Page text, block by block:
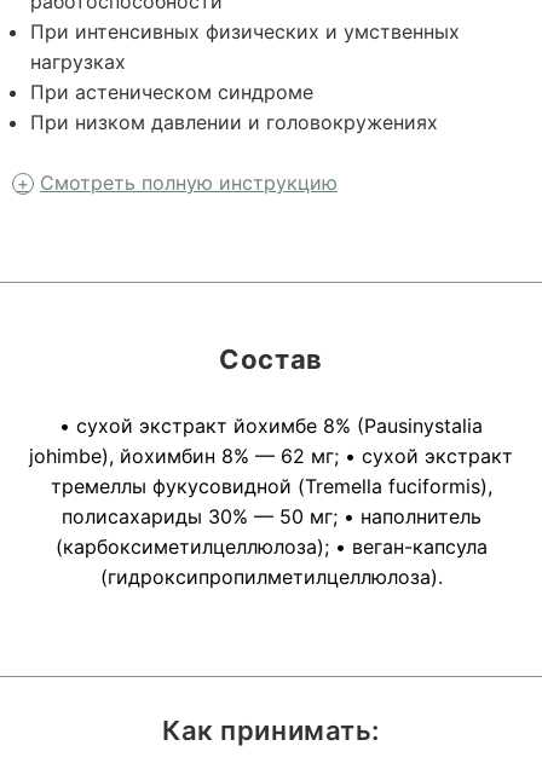
При интенсивных физических и умственных
нагрузках
При астеническом синдроме
При низком давлении и головокружениях
Смотреть полную инструкцию
Как принимать:
Состав
• сухой экстракт йохимбе 8% (Pausinystalia
johimbe), йохимбин 8% — 62 мг; • сухой экстракт
тремеллы фукусовидной (Tremella fuciformis),
полисахариды 30% — 50 мг; • наполнитель
(карбоксиметилцеллюлоза); • веган-капсула
(гидроксипропилметилцеллюлоза).